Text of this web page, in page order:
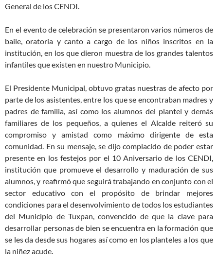
General de los CENDI.
En el evento de celebración se presentaron varios números de
baile, oratoria y canto a cargo de los niños inscritos en la
institución, en los que dieron muestra de los grandes talentos
infantiles que existen en nuestro Municipio.
El Presidente Municipal, obtuvo gratas nuestras de afecto por
parte de los asistentes, entre los que se encontraban madres y
padres de familia, así como los alumnos del plantel y demás
familiares de los pequeños, a quienes el Alcalde reiteró su
compromiso y amistad como máximo dirigente de esta
comunidad. En su mensaje, se dijo complacido de poder estar
presente en los festejos por el 10 Aniversario de los CENDI,
institución que promueve el desarrollo y maduración de sus
alumnos, y reafirmó que seguirá trabajando en conjunto con el
sector educativo con el propósito de brindar mejores
condiciones para el desenvolvimiento de todos los estudiantes
del Municipio de Tuxpan, convencido de que la clave para
desarrollar personas de bien se encuentra en la formación que
se les da desde sus hogares así como en los planteles a los que
la niñez acude.